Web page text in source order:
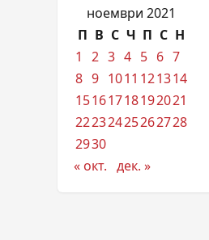
ноември 2021
П В С Ч П С Н
1
2 3 4 5 6 7
8 9 1011 121314
15161718192021
22232425262728
2930
« окт. дек. »